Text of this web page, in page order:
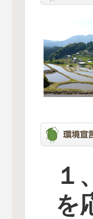
１、
を